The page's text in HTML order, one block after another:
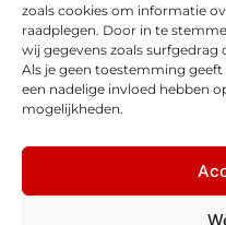
zoals cookies om informatie
raadplegen. Door in te
wij gegevens zoals surfgedrag
Als je geen toestemming
een nadelige invloed hebben
mogelijkheden.
Zondag
Volg ons
© 2026 - Honda Welman